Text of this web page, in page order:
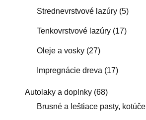
Strednevrstvové lazúry (5)
Tenkovrstvové lazúry (17)
Oleje a vosky (27)
Impregnácie dreva (17)
Autolaky a doplnky (68)
Brusné a leštiace pasty, kotúče